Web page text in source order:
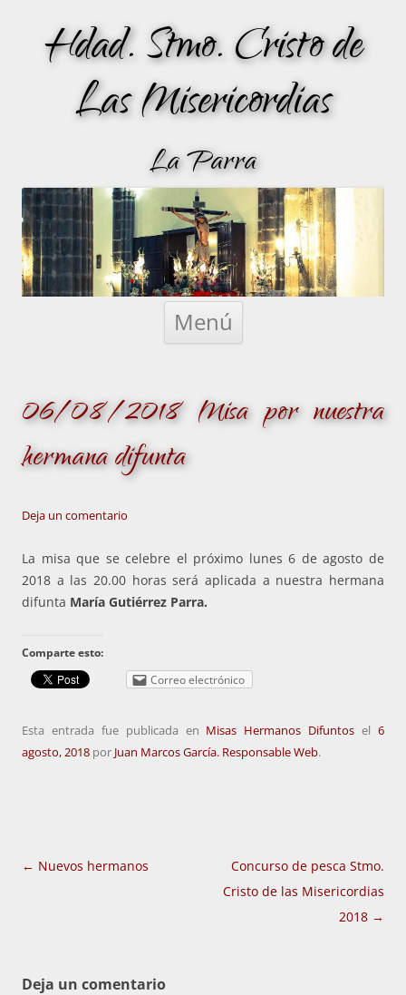
Hdad. Stmo. Cristo de
Las Misericordias
La Parra
Menú
Saltar
06/08/2018 Misa por nuestra
hermana difunta
Deja un comentario
La misa que se celebre el próximo lunes 6 de agosto de
2018 a las 20.00 horas será aplicada a nuestra hermana
difunta María Gutiérrez Parra.
Comparte esto:
Correo electrónico
Esta entrada fue publicada en Misas Hermanos Difuntos el6
agosto, 2018 por Juan Marcos García. Responsable Web.
Navegación
← Nuevos hermanos
Concurso de pesca Stmo.
Cristo de las Misericordias
2018 →
Deja un comentario